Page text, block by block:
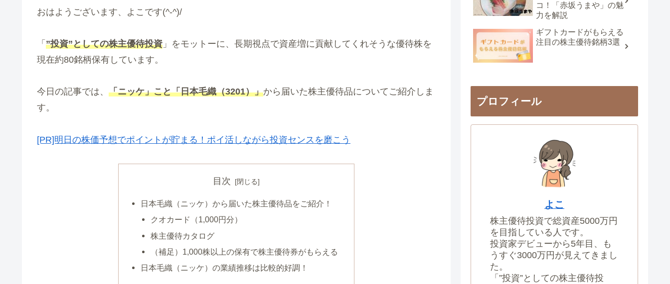
おはようございます、よこです(^-^)/
「 ”投資”としての株主優待投資 」をモットーに、長期視点で資産増に貢献してくれそうな優待株を
現在約80銘柄保有しています。
今日の記事では、 「ニッケ」こと「日本毛織（3201）」から届いた株主優待品についてご紹介しま
す。
[PR]明日の株価予想でポイントが貯まる！ポイ活しながら投資センスを磨こう
目次
日本毛織（ニッケ）から届いた株主優待品をご紹介！
クオカード（1,000円分）
株主優待カタログ
（補足）1,000株以上の保有で株主優待券がもらえる
日本毛織（ニッケ）の業績推移は比較的好調！
コ！「赤坂うまや」の魅
力を解説
ギフトカードがもらえる
注目の株主優待銘柄3選
プロフィール
よこ
株主優待投資で総資産5000万円
を目指している人です。
投資家デビューから5年目、も
うすぐ3000万円が見えてきまし
た。
「”投資”としての株主優待投